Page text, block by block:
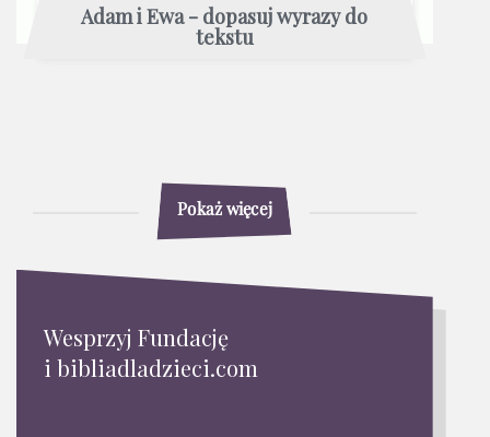
Adam i Ewa - dopasuj wyrazy do
tekstu
Pokaż więcej
Wesprzyj Fundację
i bibliadladzieci.com